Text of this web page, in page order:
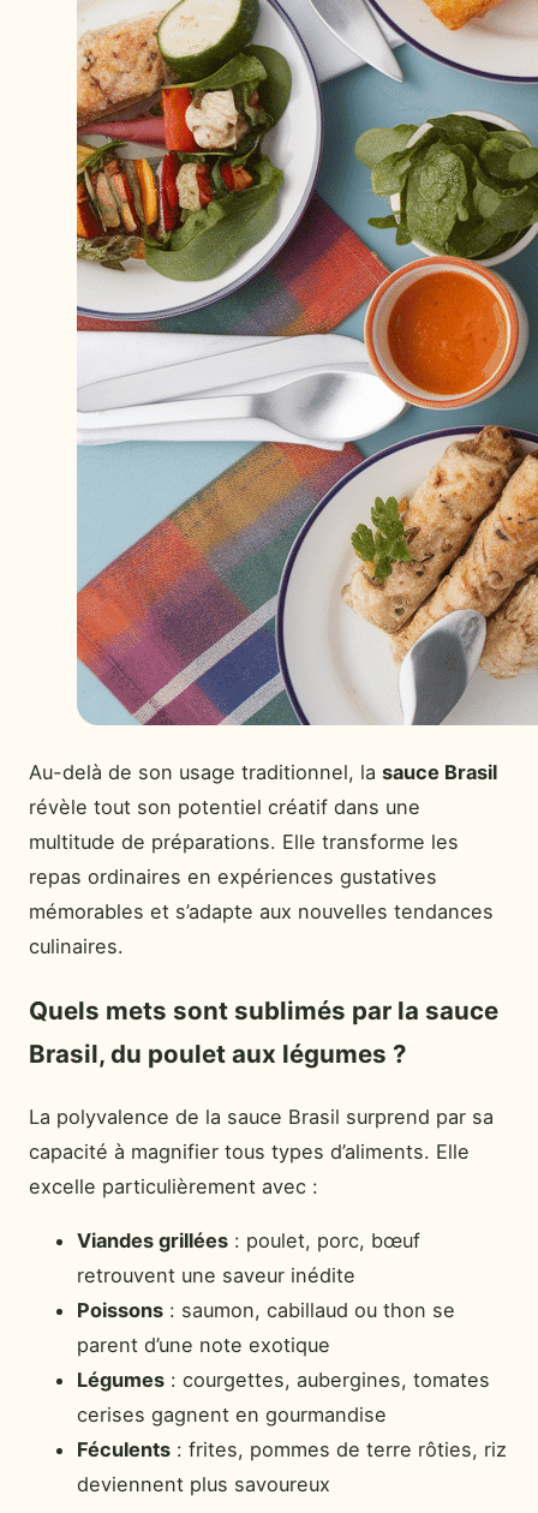
Au-delà de son usage traditionnel, la sauce Brasil
révèle tout son potentiel créatif dans une
multitude de préparations. Elle transforme les
repas ordinaires en expériences gustatives
mémorables et s’adapte aux nouvelles tendances
culinaires.
Quels mets sont sublimés par la sauce
Brasil, du poulet aux légumes ?
La polyvalence de la sauce Brasil surprend par sa
capacité à magnifier tous types d’aliments. Elle
excelle particulièrement avec :
Viandes grillées : poulet, porc, bœuf
retrouvent une saveur inédite
Poissons : saumon, cabillaud ou thon se
parent d’une note exotique
Légumes : courgettes, aubergines, tomates
cerises gagnent en gourmandise
Féculents : frites, pommes de terre rôties, riz
deviennent plus savoureux